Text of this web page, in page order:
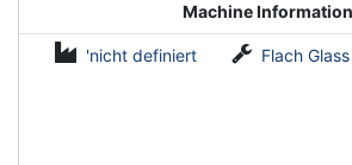
Machine Information
'nicht definiert Flach Glass